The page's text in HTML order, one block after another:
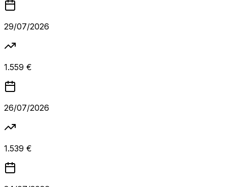
29/07/2026
1.559 €
26/07/2026
1.539 €